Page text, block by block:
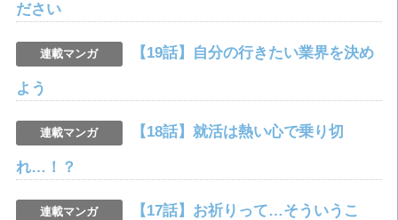
ださい
連載マンガ 【19話】自分の行きたい業界を決め
よう
連載マンガ 【18話】就活は熱い心で乗り切
れ…！？
連載マンガ 【17話】お祈りって…そういうこ